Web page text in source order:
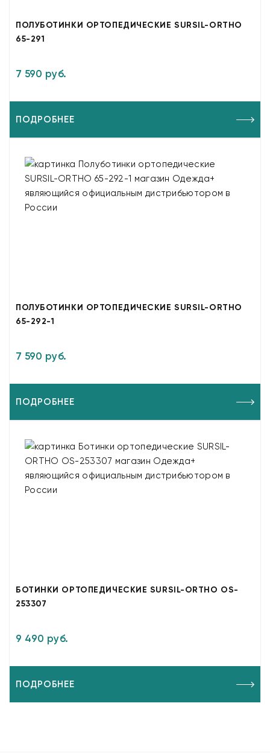
ПОЛУБОТИНКИ ОРТОПЕДИЧЕСКИЕ SURSIL-ORTHO
65-291
7 590 руб.
ПОДРОБНЕЕ
ПОЛУБОТИНКИ ОРТОПЕДИЧЕСКИЕ SURSIL-ORTHO
65-292-1
7 590 руб.
ПОДРОБНЕЕ
БОТИНКИ ОРТОПЕДИЧЕСКИЕ SURSIL-ORTHO OS-
253307
9 490 руб.
ПОДРОБНЕЕ